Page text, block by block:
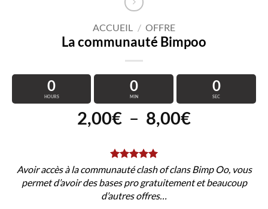
ACCUEIL / OFFRE
La communauté Bimpoo
0
HOURS
0
MIN
0
SEC
2,00€ – 8,00€Plage
2,00€
à
Avoir accès à la communauté clash of clans Bimp Oo, vous
permet d’avoir des bases pro gratuitement et beaucoup
d’autres offres…